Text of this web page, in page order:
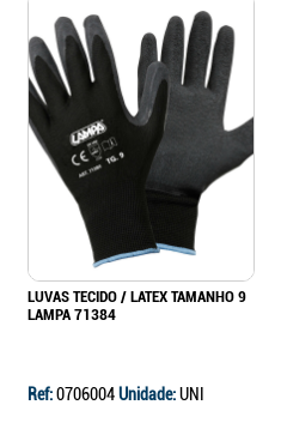
LUVAS TECIDO / LATEX TAMANHO 9
LAMPA 71384
Ref:0706004Unidade:UNI